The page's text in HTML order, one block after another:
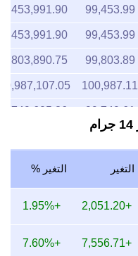
99,453.99
99,453.99
99,803.89
100,987.11
99,749.61
99,339.90
100,563.89
99,782.00
99,782.00
100,124.51
التغير التغير %
+2,051.20
+1.95%
+7,556.71
+7.60%